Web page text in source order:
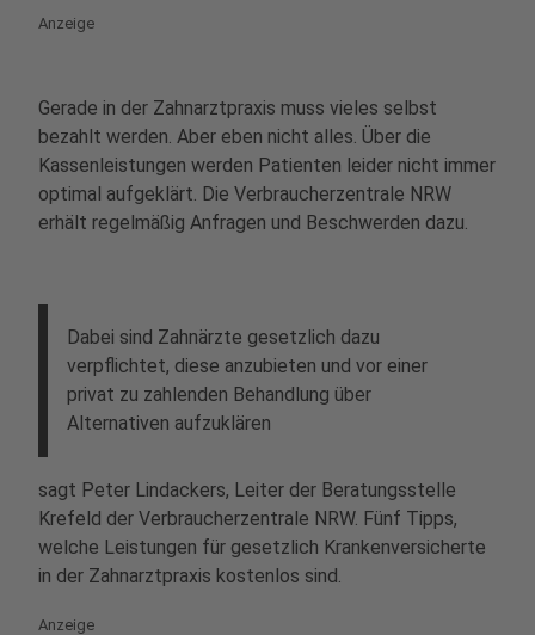
Anzeige
Gerade in der Zahnarztpraxis muss vieles selbst
bezahlt werden. Aber eben nicht alles. Über die
Kassenleistungen werden Patienten leider nicht immer
optimal aufgeklärt. Die Verbraucherzentrale NRW
erhält regelmäßig Anfragen und Beschwerden dazu.
Dabei sind Zahnärzte gesetzlich dazu
verpflichtet, diese anzubieten und vor einer
privat zu zahlenden Behandlung über
Alternativen aufzuklären
sagt Peter Lindackers, Leiter der Beratungsstelle
Krefeld der Verbraucherzentrale NRW. Fünf Tipps,
welche Leistungen für gesetzlich Krankenversicherte
in der Zahnarztpraxis kostenlos sind.
Anzeige